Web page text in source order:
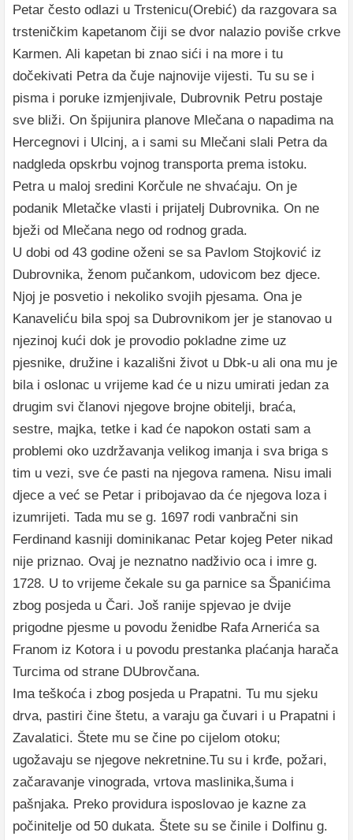
Petar često odlazi u Trstenicu(Orebić) da razgovara sa
trsteničkim kapetanom čiji se dvor nalazio poviše crkve
Karmen. Ali kapetan bi znao sići i na more i tu
dočekivati Petra da čuje najnovije vijesti. Tu su se i
pisma i poruke izmjenjivale, Dubrovnik Petru postaje
sve bliži. On špijunira planove Mlečana o napadima na
Hercegnovi i Ulcinj, a i sami su Mlečani slali Petra da
nadgleda opskrbu vojnog transporta prema istoku.
Petra u maloj sredini Korčule ne shvaćaju. On je
podanik Mletačke vlasti i prijatelj Dubrovnika. On ne
bježi od Mlečana nego od rodnog grada.
U dobi od 43 godine oženi se sa Pavlom Stojković iz
Dubrovnika, ženom pučankom, udovicom bez djece.
Njoj je posvetio i nekoliko svojih pjesama. Ona je
Kanaveliću bila spoj sa Dubrovnikom jer je stanovao u
njezinoj kući dok je provodio pokladne zime uz
pjesnike, družine i kazališni život u Dbk-u ali ona mu je
bila i oslonac u vrijeme kad će u nizu umirati jedan za
drugim svi članovi njegove brojne obitelji, braća,
sestre, majka, tetke i kad će napokon ostati sam a
problemi oko uzdržavanja velikog imanja i sva briga s
tim u vezi, sve će pasti na njegova ramena. Nisu imali
djece a već se Petar i pribojavao da će njegova loza i
izumrijeti. Tada mu se g. 1697 rodi vanbračni sin
Ferdinand kasniji dominikanac Petar kojeg Peter nikad
nije priznao. Ovaj je neznatno nadživio oca i imre g.
1728. U to vrijeme čekale su ga parnice sa Španićima
zbog posjeda u Čari. Još ranije spjevao je dvije
prigodne pjesme u povodu ženidbe Rafa Arnerića sa
Franom iz Kotora i u povodu prestanka plaćanja harača
Turcima od strane DUbrovčana.
Ima teškoća i zbog posjeda u Prapatni. Tu mu sjeku
drva, pastiri čine štetu, a varaju ga čuvari i u Prapatni i
Zavalatici. Štete mu se čine po cijelom otoku;
ugožavaju se njegove nekretnine.Tu su i krđe, požari,
začaravanje vinograda, vrtova maslinika,šuma i
pašnjaka. Preko providura isposlovao je kazne za
počinitelje od 50 dukata. Štete su se činile i Dolfinu g.